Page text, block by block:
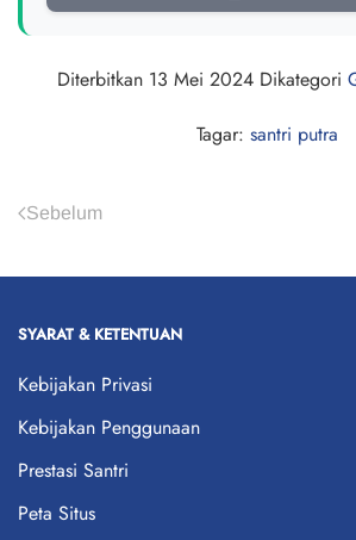
Diterbitkan 13 Mei 2024Dikategori
Tagar: santri putra
Sebelum
SYARAT & KETENTUAN
Kebijakan Privasi
Kebijakan Penggunaan
Prestasi Santri
Peta Situs